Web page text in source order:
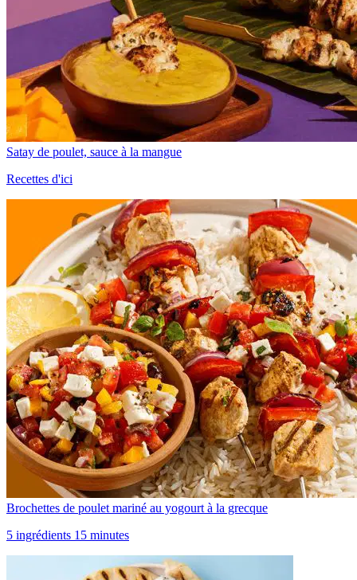
Satay de poulet, sauce à la mangue
Recettes d'ici
Brochettes de poulet mariné au yogourt à la grecque
5 ingrédients 15 minutes